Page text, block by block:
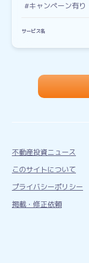
#キャンペーン有り
サービス名
不動産投資ニュース
このサイトについて
プライバシーポリシー
掲載・修正依頼